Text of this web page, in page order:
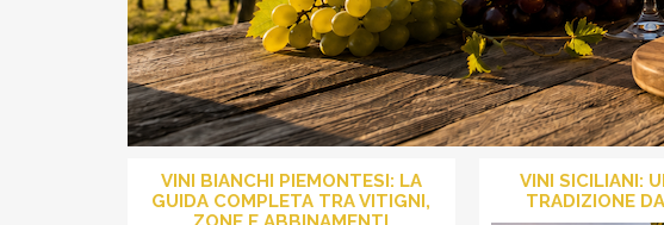
VINI BIANCHI PIEMONTESI: LA
GUIDA COMPLETA TRA VITIGNI,
VINI SICILIANI:
TRADIZIONE